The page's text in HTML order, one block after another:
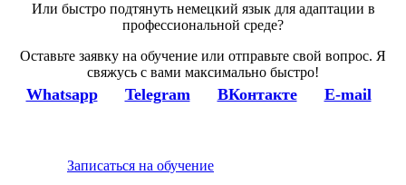
Или быстро подтянуть немецкий язык для адаптации в
профессиональной среде?
Оставьте заявку на обучение или отправьте свой вопрос. Я
свяжусь с вами максимально быстро!
Whatsapp Telegram ВКонтакте E-mail
Записаться на обучение